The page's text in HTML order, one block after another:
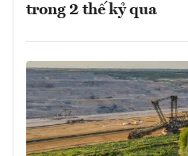
trong 2 thế kỷ qua